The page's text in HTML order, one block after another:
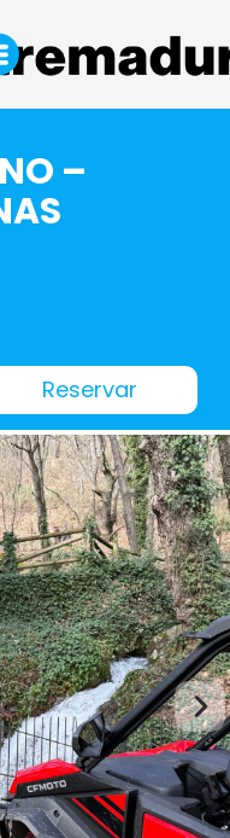
–
Reservar